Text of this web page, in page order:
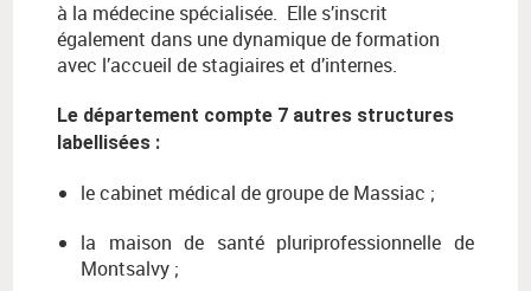
à la médecine spécialisée. Elle s’inscrit
également dans une dynamique de formation
avec l’accueil de stagiaires et d’internes.
Le département compte 7 autres structures
labellisées :
le cabinet médical de groupe de Massiac ;
la maison de santé pluriprofessionnelle de
Montsalvy ;